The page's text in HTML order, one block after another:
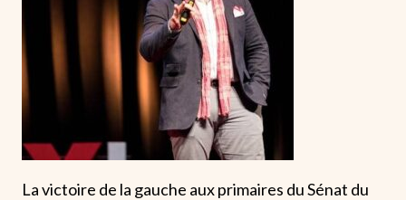
La victoire de la gauche aux primaires du Sénat du